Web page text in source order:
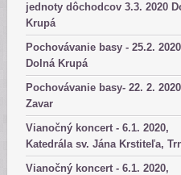
jednoty dôchodcov 3.3. 2020
Krupá
Pochovávanie basy - 25.2.
Dolná Krupá
Pochovávanie basy- 22. 2.
Zavar
Vianočný koncert - 6.1. 2020,
Katedrála sv. Jána Krstiteľa,
Vianočný koncert - 6.1. 2020,